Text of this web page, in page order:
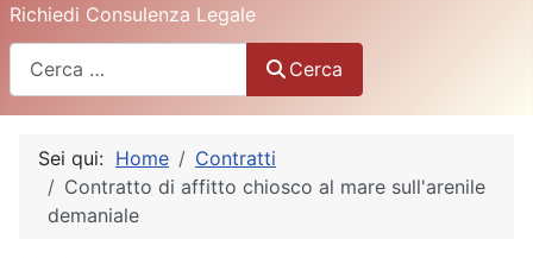
Richiedi Consulenza Legale
Cerca
Sei qui: Home
Contratti
Contratto di affitto chiosco al mare sull'arenile
demaniale